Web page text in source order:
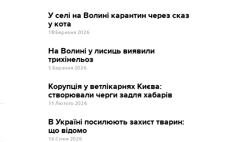
У селі на Волині карантин через сказ
у кота
18 Березня 2026
На Волині у лисиць виявили
трихінельоз
5 Березня 2026
Корупція у ветлікарнях Києва:
створювали черги задля хабарів
11 Лютого 2026
В Україні посилюють захист тварин:
що відомо
16 Січня 2026